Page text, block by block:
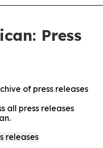
Press
of press releases
all press releases